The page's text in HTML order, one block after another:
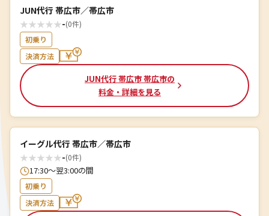
JUN代行 帯広市／帯広市
★★★★★-(0件)
初乗り
決済方法
JUN代行 帯広市 帯広市の
料金・詳細を見る
イーグル代行 帯広市／帯広市
★★★★★-(0件)
17:30〜翌3:00の間
初乗り
決済方法